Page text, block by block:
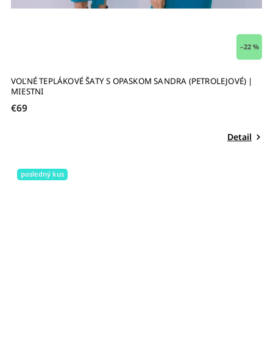
–22 %
VOĽNÉ TEPLÁKOVÉ ŠATY S OPASKOM SANDRA (PETROLEJOVÉ) |
MIESTNI
€69
Detail
posledný kus